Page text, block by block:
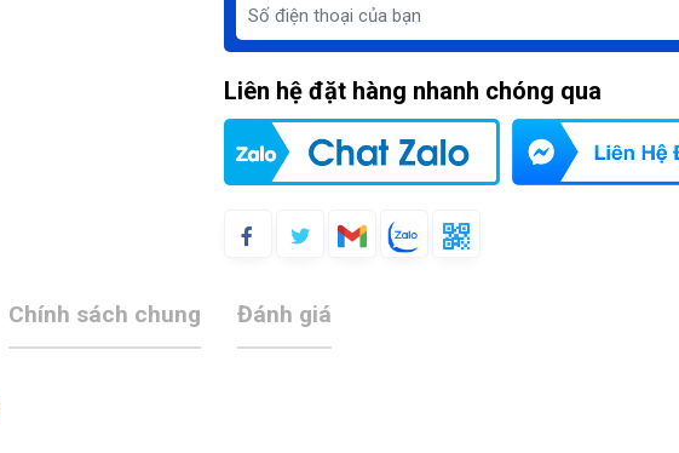
Liên hệ đặt hàng nhanh chóng qua
Chính sách chung Đánh giá